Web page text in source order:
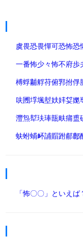
虞畏恐畏憚可恐怖恐
一番怖少々怖不府歩
榑蜉黼艀苻俯郛拊俘
呋圑垺堸堼妋妦姇嬔
灃炰犎玞琫瓿畉痡盙
蚨蚹蜅衃誧賵跗郙鄜
「怖〇〇」といえば